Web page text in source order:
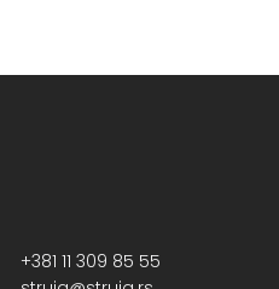
+381 11 309 85 55